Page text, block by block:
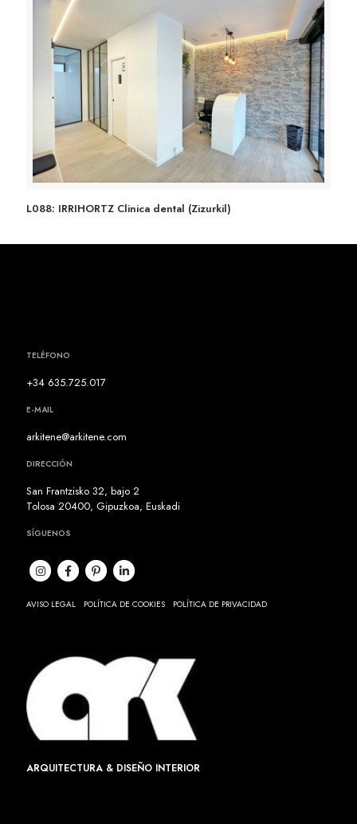
L088: IRRIHORTZ Clinica dental (Zizurkil)
L088: IRRIHORTZ Clinica dental (Zizurkil)
TELÉFONO
+34 635.725.017
E-MAIL
arkitene@arkitene.com
DIRECCIÓN
San Frantzisko 32, bajo 2
Tolosa 20400, Gipuzkoa, Euskadi
SÍGUENOS
AVISO LEGAL POLÍTICA DE COOKIES POLÍTICA DE PRIVACIDAD
ARQUITECTURA & DISEÑO INTERIOR